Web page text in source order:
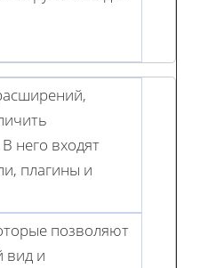
него входят
плагины и
позволяют
вид и